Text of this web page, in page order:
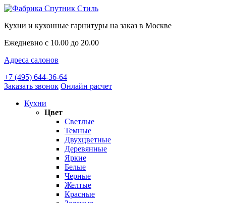
Кухни и кухонные гарнитуры на заказ в Москве
Ежедневно с 10.00 до 20.00
Адреса салонов
+7 (495) 644-36-64
Заказать звонок Онлайн расчет
Кухни
Цвет
Светлые
Темные
Двухцветные
Деревянные
Яркие
Белые
Черные
Желтые
Красные